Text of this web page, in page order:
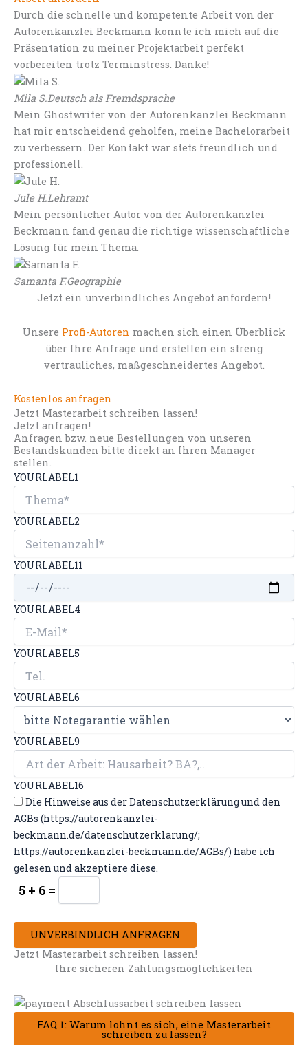
Durch die schnelle und kompetente Arbeit von der
Autorenkanzlei Beckmann konnte ich mich auf die
Präsentation zu meiner Projektarbeit perfekt
vorbereiten trotz Terminstress. Danke!
Mila S.Deutsch als Fremdsprache
Mein Ghostwriter von der Autorenkanzlei Beckmann
hat mir entscheidend geholfen, meine Bachelorarbeit
zu verbessern. Der Kontakt war stets freundlich und
professionell.
Jule H.Lehramt
Mein persönlicher Autor von der Autorenkanzlei
Beckmann fand genau die richtige wissenschaftliche
Lösung für mein Thema.
Samanta F.Geographie
Jetzt ein unverbindliches Angebot anfordern!
Unsere Profi-Autoren machen sich einen Überblick
über Ihre Anfrage und erstellen ein streng
vertrauliches, maßgeschneidertes Angebot.
Kostenlos anfragen
Jetzt Masterarbeit schreiben lassen!
Jetzt anfragen!
Anfragen bzw. neue Bestellungen von unseren
Bestandskunden bitte direkt an Ihren Manager
stellen.
YOURLABEL1
YOURLABEL2
YOURLABEL11
YOURLABEL4
YOURLABEL5
YOURLABEL6
YOURLABEL9
YOURLABEL16
Die Hinweise aus der Datenschutzerklärung und den
AGBs (https://autorenkanzlei-
beckmann.de/datenschutzerklarung/;
https://autorenkanzlei-beckmann.de/AGBs/) habe ich
gelesen und akzeptiere diese.
5 + 6 =
UNVERBINDLICH ANFRAGEN
Jetzt Masterarbeit schreiben lassen!
Ihre sicheren Zahlungsmöglichkeiten
FAQ 1: Warum lohnt es sich, eine Masterarbeit
schreiben zu lassen?